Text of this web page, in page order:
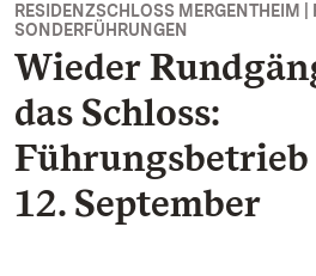
RESIDENZSCHLOSS MERGENTHEIM |
SONDERFÜHRUNGEN
Wieder
das Schloss:
12. September